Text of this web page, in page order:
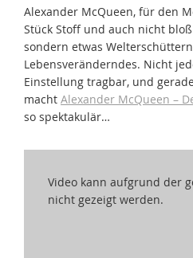
Alexander McQueen, für den
Stück Stoff und auch nicht
sondern etwas
Lebensveränderndes. Nicht
Einstellung tragbar, und
macht Alexander McQueen –
so spektakulär…
Video kann aufgrund der
nicht gezeigt werden.